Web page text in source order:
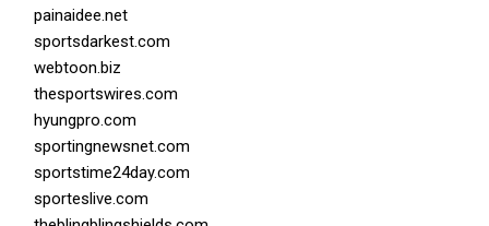
painaidee.net
sportsdarkest.com
webtoon.biz
thesportswires.com
hyungpro.com
sportingnewsnet.com
sportstime24day.com
sporteslive.com